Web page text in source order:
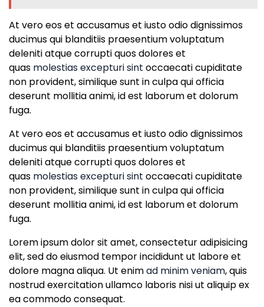
At vero eos et accusamus et iusto odio dignissimos
ducimus qui blanditiis praesentium voluptatum
deleniti atque corrupti quos dolores et
quas molestias excepturi sint occaecati cupiditate
non provident, similique sunt in culpa qui officia
deserunt mollitia animi, id est laborum et dolorum
fuga.
At vero eos et accusamus et iusto odio dignissimos
ducimus qui blanditiis praesentium voluptatum
deleniti atque corrupti quos dolores et
quas molestias excepturi sint occaecati cupiditate
non provident, similique sunt in culpa qui officia
deserunt mollitia animi, id est laborum et dolorum
fuga.
Lorem ipsum dolor sit amet, consectetur adipisicing
elit, sed do eiusmod tempor incididunt ut labore et
dolore magna aliqua. Ut enimad minim veniam, quis
nostrud exercitation ullamco laboris nisi ut aliquip ex
ea commodo consequat.